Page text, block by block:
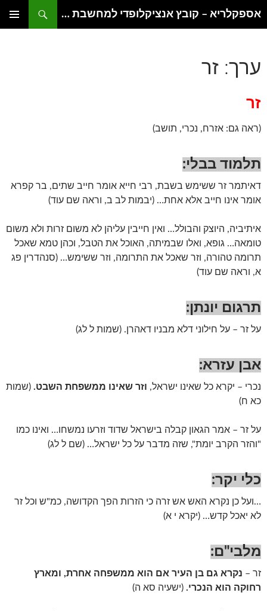
אספקלריא – קובץ אנציקלופדי למחשבת היהדות
ערך: זר
זר
(ראה גם: אזרח, נכרי, תושב)
תלמוד בבלי:
דאיתמר זר ששימש בשבת, רבי חייא אומר חייב שתים, בר קפרא
אומר אינו חייב אלא אחת… (יבמות לב ב, וראה שם עוד)
איתיביה, היוצק והבולל… ואין חייבין עליהן לא משום זרות ולא משום
טומאה… גופא, ואלו שבמיתה, האוכל את הטבל, וכהן טמא שאכל
תרומה טהורה, וזר שאכל את התרומה, וזר ששימש… (סנהדרין פג
א, וראה שם עוד)
תרגום יונתן:
על זר – על חילוני דלא מבניו דאהרן. (שמות ל לג)
אבן עזרא:
נכרי – יקרא כל שאינו ישראל, וזר שאינו ממשפחת השבט. (שמות
כא ח)
על זר – אמר הגאון קבלה בישראל שדוד וזרעו נמשחו… ואינו כמו
"והזר הקרב יומת", שזה מדבר על כל ישראל… (שם ל לג)
כלי יקר:
…ועל כן נקרא האש אש זרה כי הזרות הפך הקדושה, כמ"ש וכל זר
לא יאכל קדש… (יקרא י א)
מלבי"ם:
זר – נקרא גם בן העיר אם הוא ממשפחה אחרת, ומארץ
רחוקה הוא הנכרי. (ישעיה סא ה)